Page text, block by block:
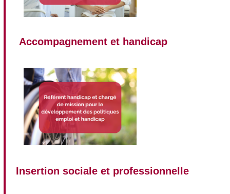
Accompagnement et handicap
Insertion sociale et professionnelle